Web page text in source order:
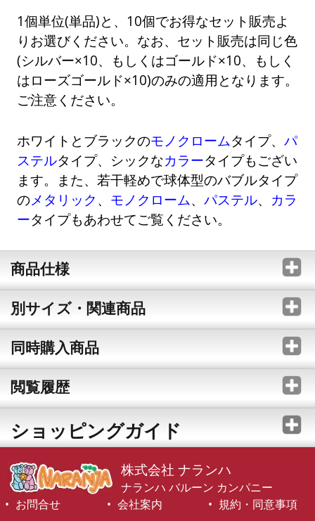
1個単位(単品)と、10個でお得なセット販売よ
りお選びください。なお、セット販売は同じ色
(シルバー×10、もしくはゴールド×10、もしく
はローズゴールド×10)のみの適用となります。
ご注意ください。
ホワイトとブラックのモノクロームタイプ、パ
ステルタイプ、シックなカラータイプもござい
ます。また、若干軽めで球体型のバブルタイプ
のメタリック 、 モノクローム、パステル、 カラ
ータイプもあわせてご覧ください。
商品仕様
別サイズ・関連商品
同時購入商品
閲覧履歴
ショッピングガイド
株式会社 ナランハ
ナランハ バルーン カンパニー
お問合せ
会社案内
規約・同意事項